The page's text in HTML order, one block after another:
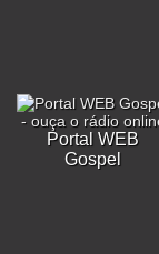
Portal WEB
Gospel